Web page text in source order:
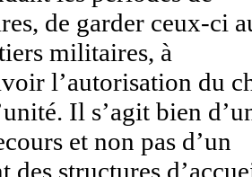
de garder ceux-ci
militaires, à
l’autorisation du
Il s’agit bien
et non pas d’un
des structures